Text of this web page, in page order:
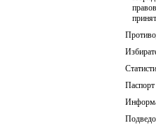
Паспорт